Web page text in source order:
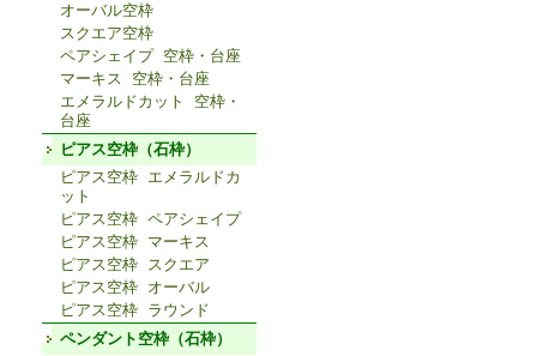
オーバル空枠
スクエア空枠
ペアシェイプ 空枠・台座
マーキス 空枠・台座
エメラルドカット 空枠・
台座
ピアス空枠（石枠）
ピアス空枠 エメラルドカ
ット
ピアス空枠 ペアシェイプ
ピアス空枠 マーキス
ピアス空枠 スクエア
ピアス空枠 オーバル
ピアス空枠 ラウンド
ペンダント空枠（石枠）